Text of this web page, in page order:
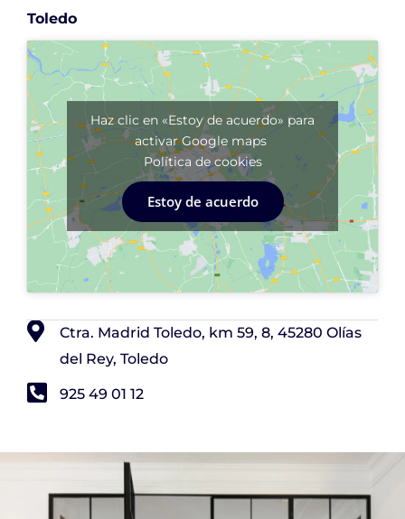
Toledo
Haz clic en «Estoy de acuerdo» para
activar Google maps
Política de cookies
Estoy de acuerdo
Ctra. Madrid Toledo, km 59, 8, 45280 Olías
del Rey, Toledo
925 49 01 12